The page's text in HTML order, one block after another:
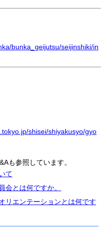
bunka_geijutsu/seijinshiki/in
shisei/shiyakusyo/gyo
も参照しています。
て
とは何ですか。
エンテーションとは何です